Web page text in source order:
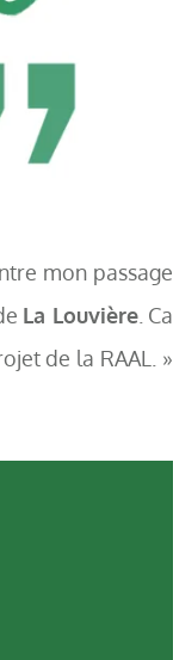
mon passage
La Louvière. Ca
de la RAAL. »